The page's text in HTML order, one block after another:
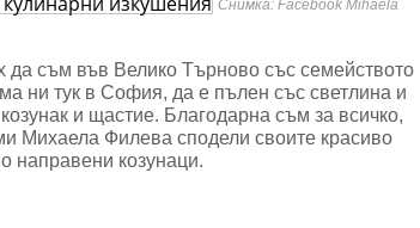
Снимка: Facebook Mihaela
да съм във Велико Търново със семейството
ни тук в София, да е пълен със светлина и
и щастие. Благодарна съм за всичко,
Михаела Филева сподели своите красиво
направени козунаци.